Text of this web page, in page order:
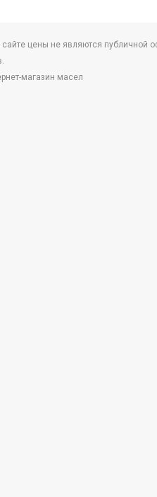
цены не являются публичной
магазин масел